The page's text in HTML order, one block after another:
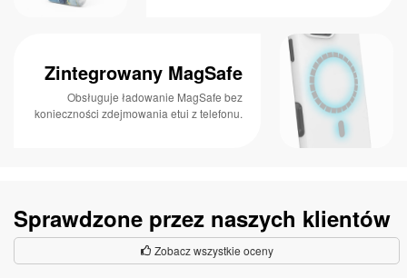
Zintegrowany MagSafe
Obsługuje ładowanie MagSafe bez
konieczności zdejmowania etui z telefonu.
Sprawdzone przez naszych klientów
Zobacz wszystkie oceny